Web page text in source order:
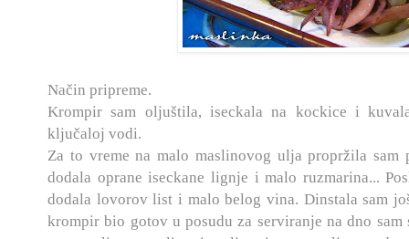
Način pripreme.
Krompir sam oljuštila, iseckala na kockice i
ključaloj vodi.
Za to vreme na malo maslinovog ulja propržila sam
dodala oprane iseckane lignje i malo ruzmarina...
dodala lovorov list i malo belog vina. Dinstala sam
krompir bio gotov u posudu za serviranje na dno